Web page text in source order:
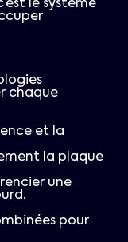
le système
chaque
et la
la plaque
une
pour